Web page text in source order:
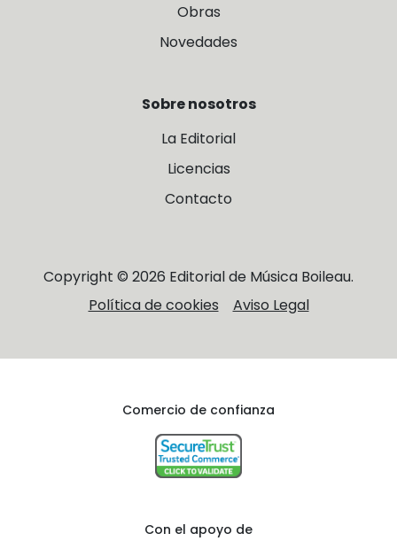
Obras
Novedades
Sobre nosotros
La Editorial
Licencias
Contacto
Copyright © 2026 Editorial de Música Boileau.
Política de cookies
Aviso Legal
Comercio de confianza
Con el apoyo de